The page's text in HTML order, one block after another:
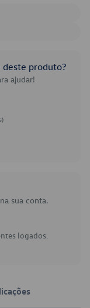
deste produto?
ajudar!
sua conta.
logados.